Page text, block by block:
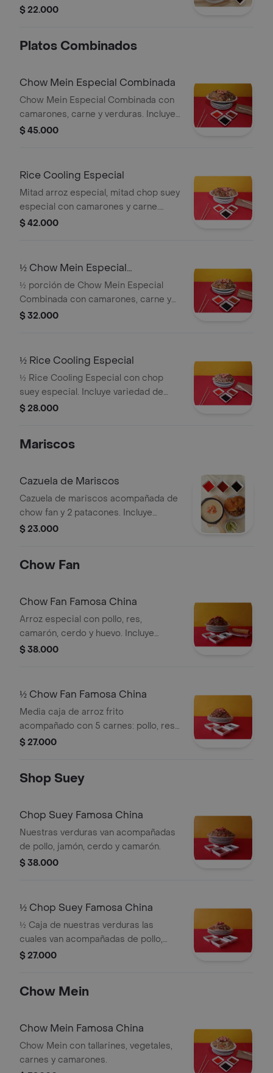
la francesa.
$ 22.000
Platos Combinados
Chow Mein Especial Combinada
Chow Mein Especial Combinada con
camarones, carne y verduras. Incluye
salsas variadas.
$ 45.000
Rice Cooling Especial
Mitad arroz especial, mitad chop suey
especial con camarones y carne.
Incluye salsas.
$ 42.000
½ Chow Mein Especial
Combinada
½ porción de Chow Mein Especial
Combinada con camarones, carne y
vegetales.
$ 32.000
½ Rice Cooling Especial
½ Rice Cooling Especial con chop
suey especial. Incluye variedad de
vegetales y carnes.
$ 28.000
Mariscos
Cazuela de Mariscos
Cazuela de mariscos acompañada de
chow fan y 2 patacones. Incluye
salsas y limón.
$ 23.000
Chow Fan
Chow Fan Famosa China
Arroz especial con pollo, res,
camarón, cerdo y huevo. Incluye
acompañamiento de rollo primavera y
$ 38.000
½ Chow Fan Famosa China
Media caja de arroz frito
acompañado con 5 carnes: pollo, res,
camarón, cerdo y huevo.
$ 27.000
Shop Suey
Chop Suey Famosa China
Nuestras verduras van acompañadas
de pollo, jamón, cerdo y camarón.
$ 38.000
½ Chop Suey Famosa China
½ Caja de nuestras verduras las
cuales van acompañadas de pollo,
jamón, cerdo y camarón.
$ 27.000
Chow Mein
Chow Mein Famosa China
Chow Mein con tallarines, vegetales,
carnes y camarones.